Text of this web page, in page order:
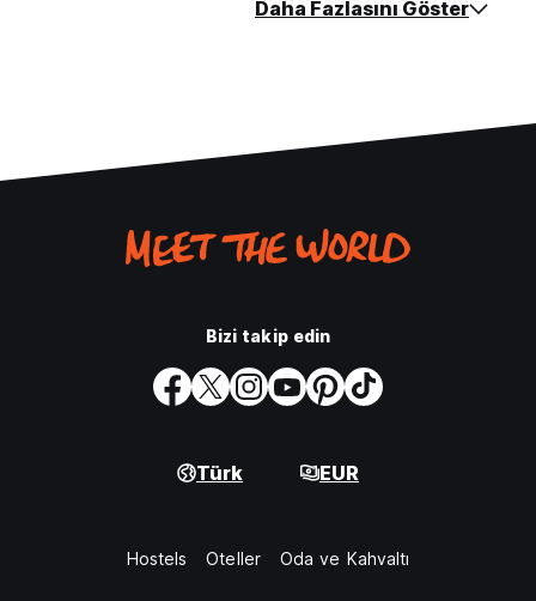
Daha Fazlasını Göster
Bizi takip edin
Türk EUR
Hostels Oteller Oda ve Kahvaltı